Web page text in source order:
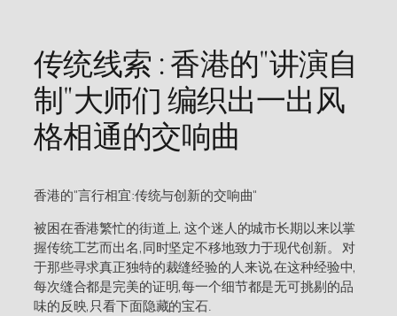
传统线索 : 香港的"讲演自
制"大师们 编织出一出风
格相通的交响曲
香港的"言行相宜:传统与创新的交响曲"
被困在香港繁忙的街道上, 这个迷人的城市长期以来以掌
握传统工艺而出名,同时坚定不移地致力于现代创新。 对
于那些寻求真正独特的裁缝经验的人来说,在这种经验中,
每次缝合都是完美的证明,每一个细节都是无可挑剔的品
味的反映,只看下面隐藏的宝石.